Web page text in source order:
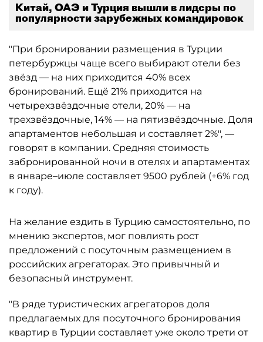
Китай, ОАЭ и Турция вышли в лидеры по
популярности зарубежных командировок
"При бронировании размещения в Турции
петербуржцы чаще всего выбирают отели без
звёзд — на них приходится 40% всех
бронирований. Ещё 21% приходится на
четырехзвёздочные отели, 20% — на
трехзвёздочные, 14% — на пятизвёздочные. Доля
апартаментов небольшая и составляет 2%", —
говорят в компании. Средняя стоимость
забронированной ночи в отелях и апартаментах
в январе–июле составляет 9500 рублей (+6% год
к году).
На желание ездить в Турцию самостоятельно, по
мнению экспертов, мог повлиять рост
предложений с посуточным размещением в
российских агрегаторах. Это привычный и
безопасный инструмент.
"В ряде туристических агрегаторов доля
предлагаемых для посуточного бронирования
квартир в Турции составляет уже около трети от